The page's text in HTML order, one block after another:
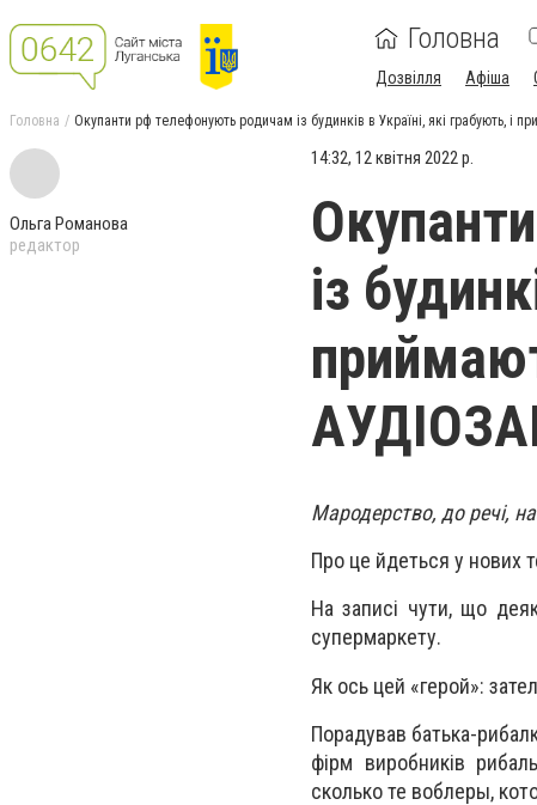
Головна
Дозвілля Афіша
Головна Окупанти рф телефонують родичам із будинків в Україні, які грабують, і
Ольга Романова
редактор
14:32, 12 квітня 2022 р.
із
Мародерство, до речі,
Про це йдеться у нових
На записі чути, що
супермаркету.
Як ось цей «герой»:
Порадував батька-
фірм виробників
сколько те воблеры,